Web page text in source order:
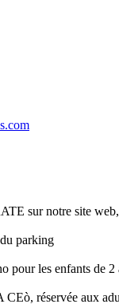
sur notre site
parking
pour les enfants de 2
CEò, réservée aux